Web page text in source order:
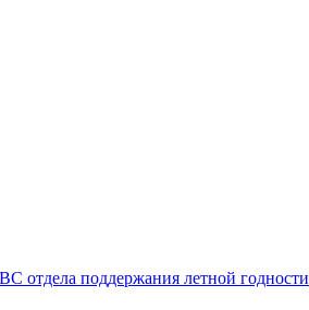
отдела поддержания летной годности